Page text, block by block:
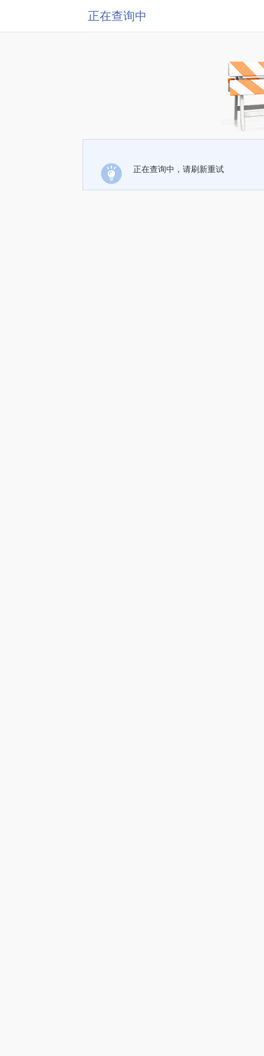
正在查询中
正在查询中，请刷新重试